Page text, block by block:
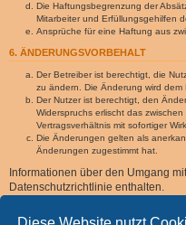
Die Haftungsbegrenzung der
Mitarbeiter und Erfüllungsgehilfen
Ansprüche für eine Haftung aus
6. ÄNDERUNGSVORBEHALT
Der Betreiber ist berechtigt, die
zu ändern. Die Änderung wird dem
Der Nutzer ist berechtigt, den
Widerspruchs erlischt das
Vertragsverhältnis mit sofortiger
Die Änderungen gelten als
Änderungen zugestimmt hat.
Informationen über den Umgang
Datenschutzrichtlinie enthalten.